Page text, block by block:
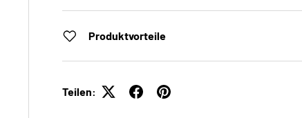
Produktvorteile
Teilen: